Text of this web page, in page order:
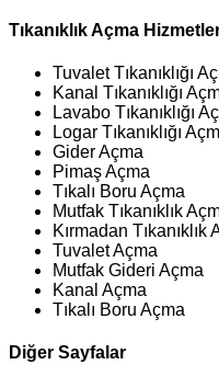
Tıkanıklık Açma
Tuvalet Tıkanıklığı
Kanal Tıkanıklığı
Lavabo Tıkanıklığı
Logar Tıkanıklığı
Gider Açma
Pimaş Açma
Tıkalı Boru Açma
Mutfak Tıkanıklık
Kırmadan Tıkanıklık
Tuvalet Açma
Mutfak Gideri Açma
Kanal Açma
Tıkalı Boru Açma
Diğer Sayfalar